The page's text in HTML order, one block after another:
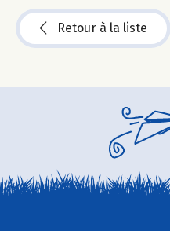
Retour à la liste